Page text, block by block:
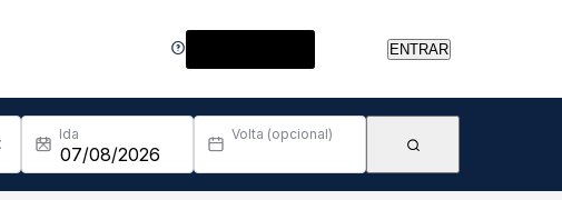
ENTRAR
Ida Volta (opcional)